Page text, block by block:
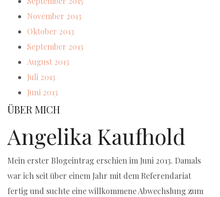
November 2013
Oktober 2013
September 2013
August 2013
Juli 2013
Juni 2013
ÜBER MICH
Angelika Kaufhold
Mein erster Blogeintrag erschien im Juni 2013. Damals
war ich seit über einem Jahr mit dem Referendariat
fertig und suchte eine willkommene Abwechslung zum